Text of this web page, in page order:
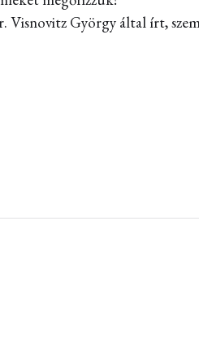
Visnovitz György által írt,